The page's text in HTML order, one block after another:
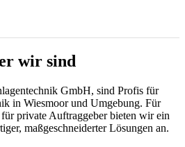
wir sind
GmbH, sind Profis für
in Wiesmoor und Umgebung. Für
private Auftraggeber bieten wir ein
maßgeschneiderter Lösungen an.